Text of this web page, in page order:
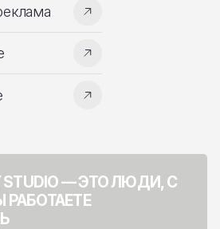
STUDIO — ЭТО ЛЮДИ, С